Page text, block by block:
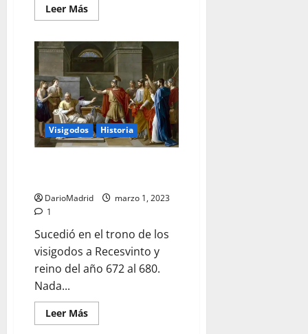
Leer MásLeer
más
Recaredo
logra
unión
religiosa
en
el
Reino
Visigodo
de
Spania
Visigodos Historia
DarioMadrid
marzo 1, 2023
1
Sucedió en el trono de los
visigodos a Recesvinto y
reino del año 672 al 680.
Nada...
Leer MásLeer
más